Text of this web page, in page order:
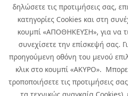
δηλώσετε τις προτιμήσεις σας,
κατηγορίες Cookies και στη
κουμπί «ΑΠΟΘΗΚΕΥΣΗ», για να
συνεχίσετε την επίσκεψή σας.
προηγούμενη οθόνη του μενού
κλικ στο κουμπί «ΑΚΥΡΟ».
τροποποιήσετε τις προτιμήσεις
Copyright © 2026 Infoquest.gr Με επιφύλαξη
Πολιτική Cookies Προτιμήσεις